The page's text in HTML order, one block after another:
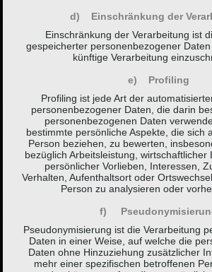
d) Einschränkung der
Einschränkung der Verarbeitung ist
gespeicherter personenbezogener
künftige Verarbeitung
e) Profiling
Profiling ist jede Art der
personenbezogener Daten, die darin
personenbezogenen Daten
bestimmte persönliche Aspekte, die sich
Person beziehen, zu bewerten,
bezüglich Arbeitsleistung, wirtschaftlicher
persönlicher Vorlieben, Interessen,
Verhalten, Aufenthaltsort oder
Person zu analysieren oder
f)
Pseudonymisierung ist die Verarbeitung
Daten in einer Weise, auf welche die
Daten ohne Hinzuziehung zusätzlicher
mehr einer spezifischen betroffenen